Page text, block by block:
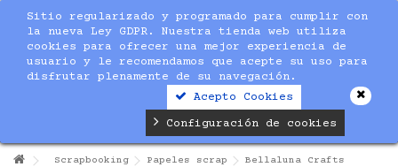
Sitio regularizado y programado para cumplir con
la nueva Ley GDPR. Nuestra tienda web utiliza
cookies para ofrecer una mejor experiencia de
usuario y le recomendamos que acepte su uso para
disfrutar plenamente de su navegación.
Acepto Cookies
Configuración de cookies
Scrapbooking Papeles scrap Bellaluna Crafts